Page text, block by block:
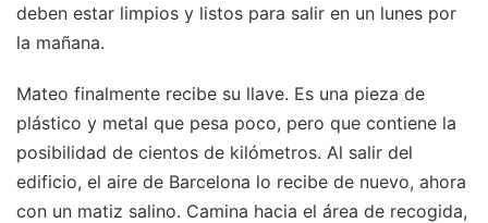
deben estar limpios y listos para salir en un lunes por
la mañana.
Mateo finalmente recibe su llave. Es una pieza de
plástico y metal que pesa poco, pero que contiene la
posibilidad de cientos de kilómetros. Al salir del
edificio, el aire de Barcelona lo recibe de nuevo, ahora
con un matiz salino. Camina hacia el área de recogida,